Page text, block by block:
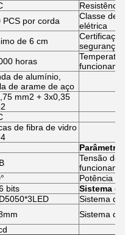
PCS por corda
Classe de
elétrica
de 6 cm
segurança
horas
de alumínio,
de arame de aço
mm2 + 3x0,35
de fibra de vidro
Tensão de
Potência
bits
Sistema
Sistema de
Sistema